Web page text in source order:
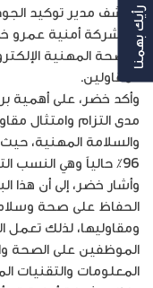
وكشف مدير توكيد
في شركة أمنية عمرو
والصحة المهنية
المقاولين.
وأكد خضر، على أهمية
مدى التزام وامتثال
والسلامة المهنية،
96٪ حالياً وهي النسب التي حددتها الشركة.
وأشار خضر، إلى أن
الحفاظ على صحة
ومقاوليها، لذلك
الموظفين على الصحة
المعلومات والتقنيات
رأيك بهمنا